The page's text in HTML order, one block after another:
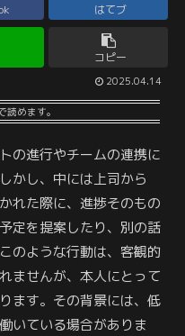
はてブ
コピー
2025.04.14
読めます。
の進行やチームの連携に
かし、中には上司から
れた際に、進捗そのもの
定を提案したり、別の話
のような行動は、客観的
ませんが、本人にとって
ます。その背景には、低
いている場合がありま